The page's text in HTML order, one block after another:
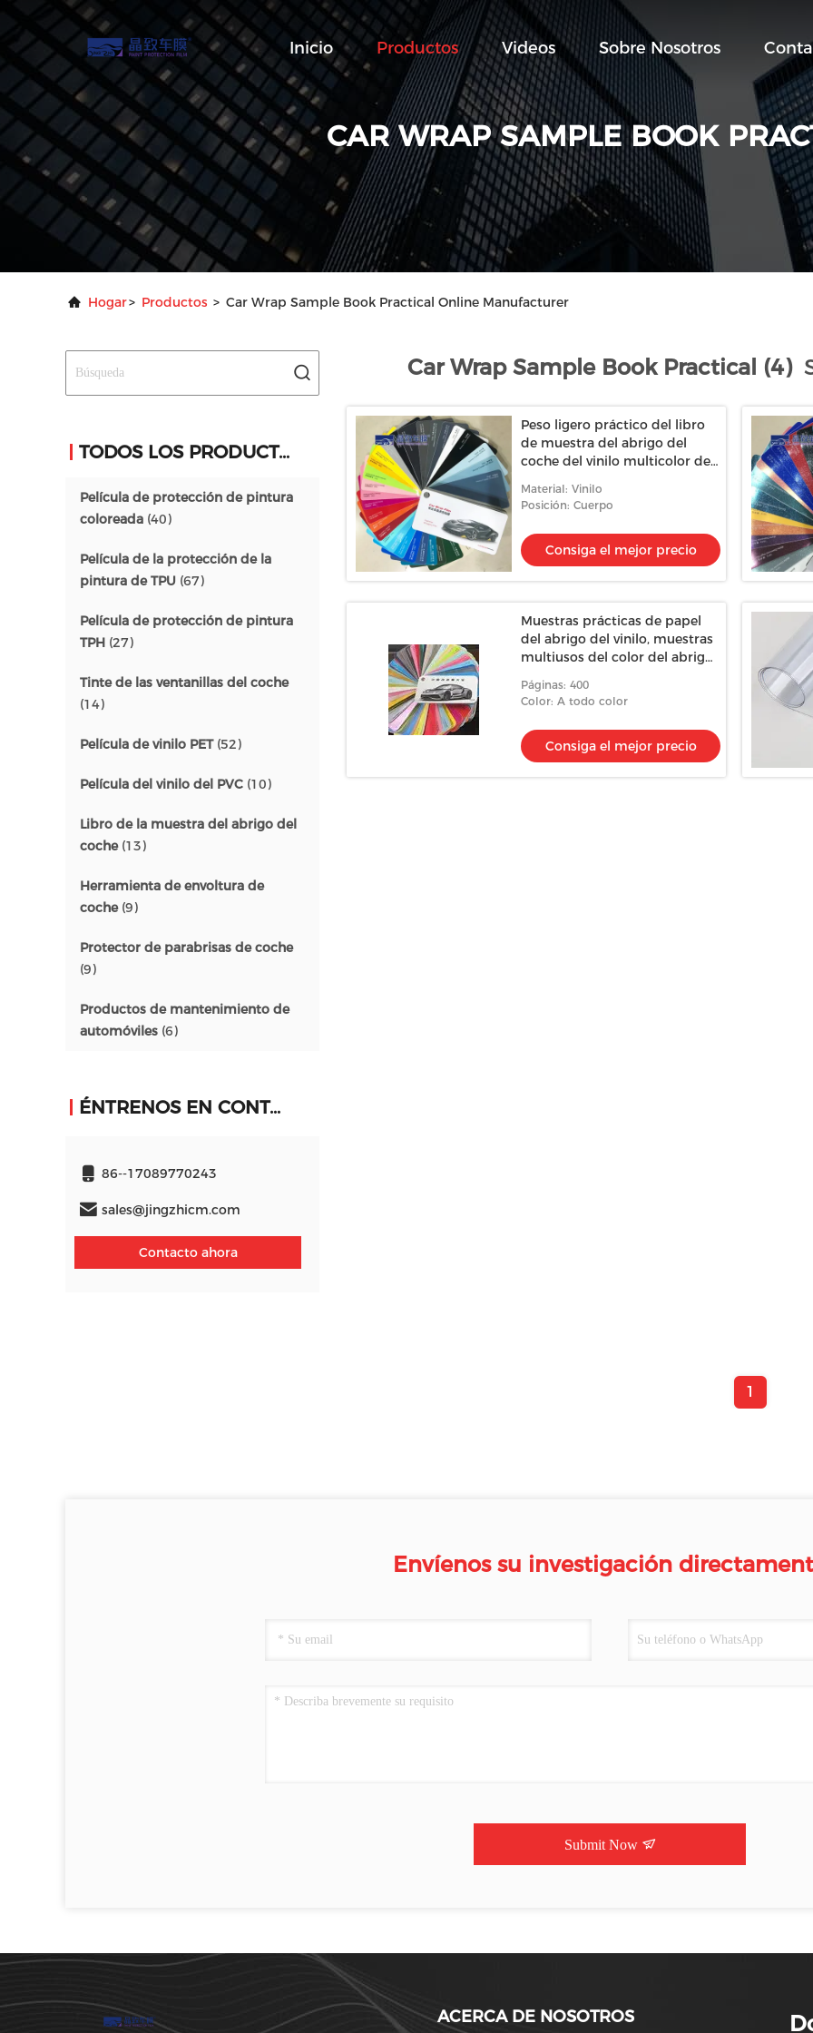
Inicio Productos Videos Sobre Nosotros
CAR WRAP SAMPLE BOOK
Hogar> Productos > Car Wrap Sample Book Practical Online Manufacturer
TODOS LOS PRODUCTOS
Película de protección de pintura
coloreada (40)
Película de la protección de la
pintura de TPU (67)
Película de protección de pintura
TPH (27)
Tinte de las ventanillas del coche
(14)
Película de vinilo PET(52)
Película del vinilo del PVC (10)
Libro de la muestra del abrigo del
coche(13)
Herramienta de envoltura de
coche(9)
Protector de parabrisas de coche
(9)
Productos de mantenimiento de
automóviles (6)
ÉNTRENOS EN CONTACTO CON
86--17089770243
sales@jingzhicm.com
Contacto ahora
Car Wrap Sample Book Practical (4)
Peso ligero práctico del libro
de muestra del abrigo del
coche del vinilo multicolor del
Material: Vinilo
Posición: Cuerpo
Consiga el mejor precio
Muestras prácticas de papel
del abrigo del vinilo, muestras
multiusos del color del abrigo
Páginas: 400
Color: A todo color
Consiga el mejor precio
1
Envíenos su investigación
Submit Now
ACERCA DE NOSOTROS